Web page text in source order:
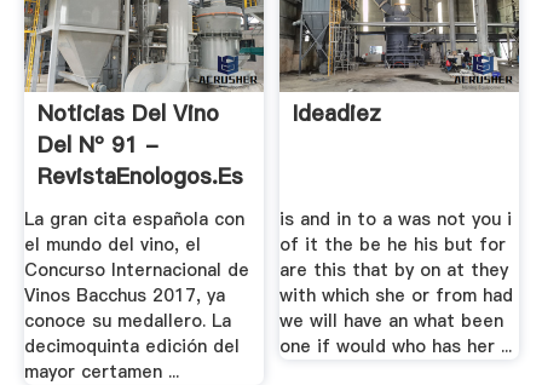
Noticias Del Vino
Del Nº 91 -
RevistaEnologos.es
- .
La gran cita española con
el mundo del vino, el
Concurso Internacional de
Vinos Bacchus 2017, ya
conoce su medallero. La
decimoquinta edición del
mayor certamen ...
Ideadiez
is and in to a was not you i
of it the be he his but for
are this that by on at they
with which she or from had
we will have an what been
one if would who has her ...